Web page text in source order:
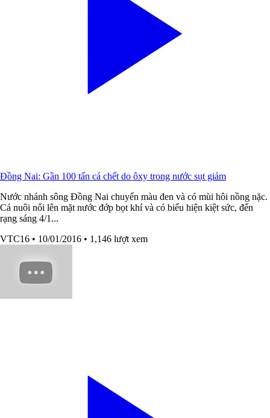
Đồng Nai: Gần 100 tấn cá chết do ôxy trong nước sụt giảm
Nước nhánh sông Đồng Nai chuyển màu đen và có mùi hôi nồng nặc.
Cá nuôi nổi lên mặt nước đớp bọt khí và có biểu hiện kiệt sức, đến
rạng sáng 4/1...
VTC16 • 10/01/2016 • 1,146 lượt xem